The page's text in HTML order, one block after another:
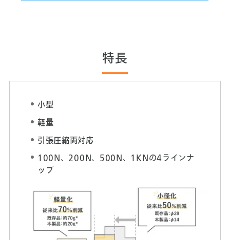
特長
小型
軽量
引張圧縮両対応
100N、200N、500N、1KNの4ラインナ
ップ